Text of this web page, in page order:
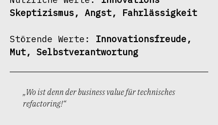
Skeptizismus, Angst, Fahrlässigkeit
Störende Werte: Innovationsfreude,
Mut, Selbstverantwortung
„Wo ist denn der business value für technisches
refactoring!“